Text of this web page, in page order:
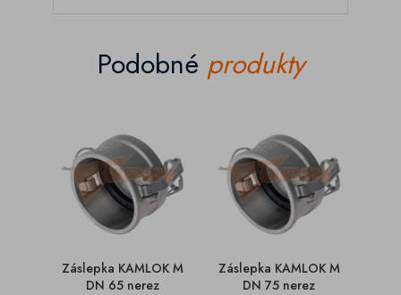
Podobné produkty
Záslepka KAMLOK M
DN 65 nerez
Záslepka KAMLOK M
DN 75 nerez